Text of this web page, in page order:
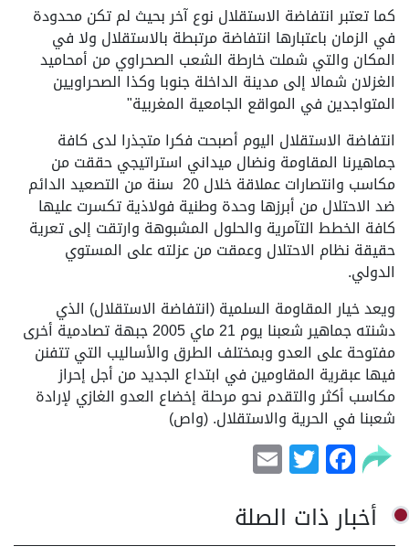
كما تعتبر انتفاضة الاستقلال نوع آخر بحيث لم تكن محدودة
في الزمان باعتبارها انتفاضة مرتبطة بالاستقلال ولا في
المكان والتي شملت خارطة الشعب الصحراوي من أمحاميد
الغزلان شمالا إلى مدينة الداخلة جنوبا وكذا الصحراويين
المتواجدين في المواقع الجامعية المغربية"
انتفاضة الاستقلال اليوم أصبحت فكرا متجذرا لدى كافة
جماهيرنا المقاومة ونضال ميداني استراتيجي حققت من
مكاسب وانتصارات عملاقة خلال 20 سنة من التصعيد الدائم
ضد الاحتلال من أبرزها وحدة وطنية فولاذية تكسرت عليها
كافة الخطط التآمرية والحلول المشبوهة وارتقت إلى تعرية
حقيقة نظام الاحتلال وعمقت من عزلته على المستوي
الدولي.
ويعد خيار المقاومة السلمية (انتفاضة الاستقلال) الذي
دشنته جماهير شعبنا يوم 21 ماي 2005 جبهة تصادمية أخرى
مفتوحة على العدو وبمختلف الطرق والأساليب التي تتفنن
فيها عبقرية المقاومين في ابتداع الجديد من أجل إحراز
مكاسب أكثر والتقدم نحو مرحلة إخضاع العدو الغازي لإرادة
شعبنا في الحرية والاستقلال. (واص)
Facebook
Twitter
أخبار ذات الصلة